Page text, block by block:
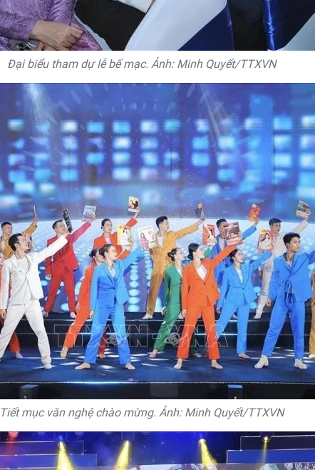
Đại biểu tham dự lễ bế mạc. Ảnh: Minh Quyết/TTXVN
Tiết mục văn nghệ chào mừng. Ảnh: Minh Quyết/TTXVN